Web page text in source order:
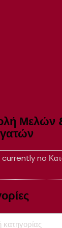
Μελών
no